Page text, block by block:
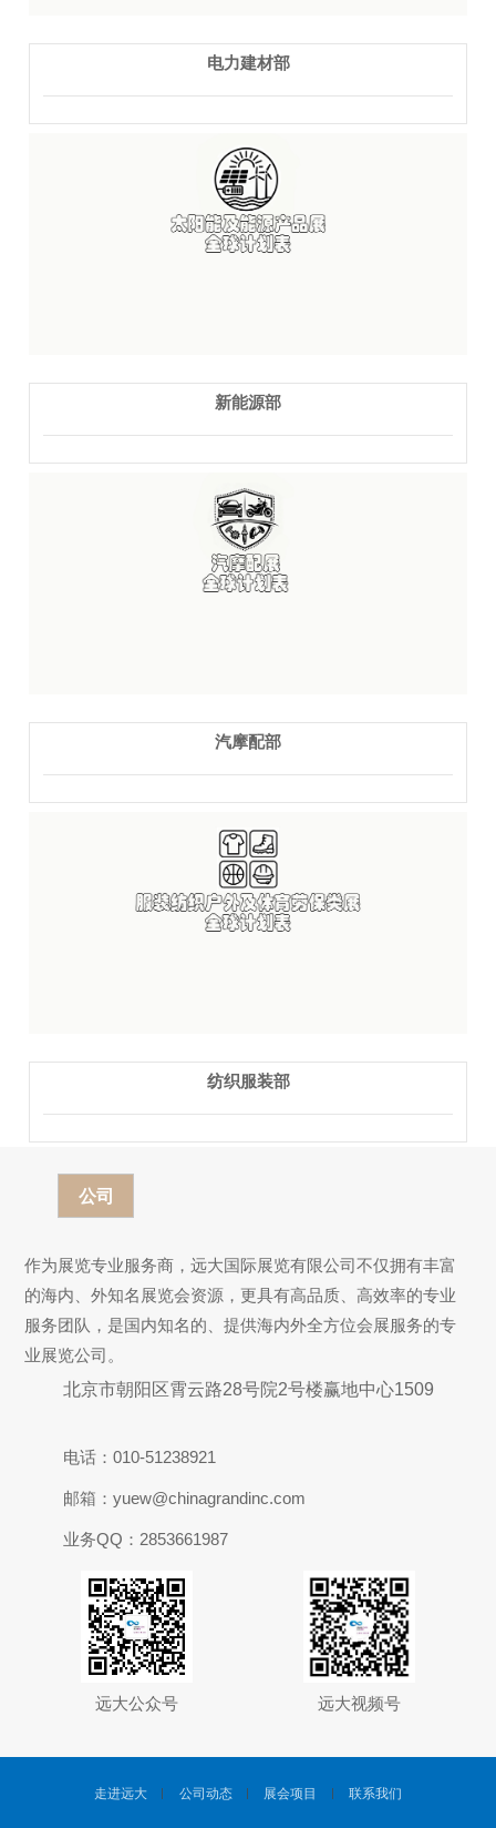
电力建材部
新能源部
汽摩配部
纺织服装部
公司
作为展览专业服务商，远大国际展览有限公司不仅拥有丰富
的海内、外知名展览会资源，更具有高品质、高效率的专业
服务团队，是国内知名的、提供海内外全方位会展服务的专
业展览公司。
北京市朝阳区霄云路28号院2号楼赢地中心1509
电话：010-51238921
邮箱：yuew@chinagrandinc.com
业务QQ：2853661987
远大公众号 远大视频号
走进远大 公司动态 展会项目 联系我们